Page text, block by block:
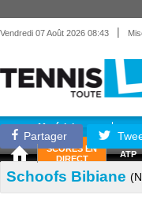
Vendredi 07 Août 2026 08:43 |
Matériel
SCORES EN
DIRECT
ATP
Partager
Schoofs Bibiane